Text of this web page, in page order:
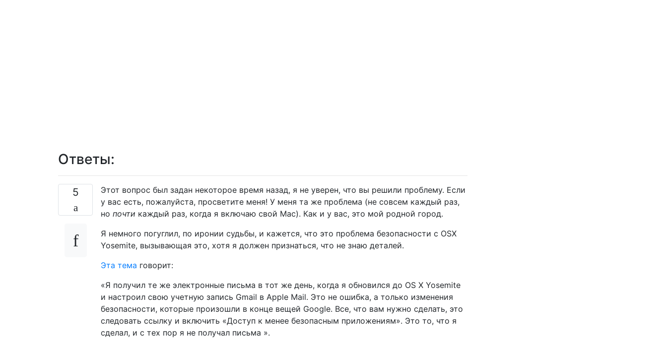
Ответы:
5
Этот вопрос был задан некоторое время назад, я не уверен, что вы решили проблему. Если
у вас есть, пожалуйста, просветите меня! У меня та же проблема (не совсем каждый раз,
но почти каждый раз, когда я включаю свой Mac). Как и у вас, это мой родной город.
Я немного погуглил, по иронии судьбы, и кажется, что это проблема безопасности с OSX
Yosemite, вызывающая это, хотя я должен признаться, что не знаю деталей.
Эта тема говорит:
«Я получил те же электронные письма в тот же день, когда я обновился до OS X Yosemite
и настроил свою учетную запись Gmail в Apple Mail. Это не ошибка, а только изменения
безопасности, которые произошли в конце вещей Google. Все, что вам нужно сделать, это
следовать ссылку и включить «Доступ к менее безопасным приложениям». Это то, что я
сделал, и с тех пор я не получал письма ».